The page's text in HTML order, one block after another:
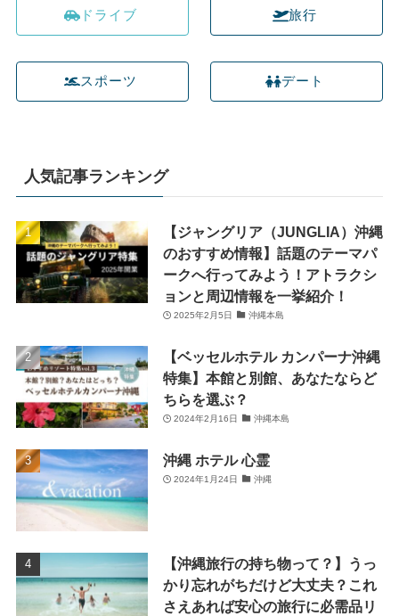
ドライブ
スポーツ
旅行
デート
人気記事ランキング
【ジャングリア（JUNGLIA）沖縄
のおすすめ情報】話題のテーマパ
ークへ行ってみよう！アトラクシ
ョンと周辺情報を一挙紹介！
2025年2月5日 沖縄本島
【ベッセルホテル カンパーナ沖縄
特集】本館と別館、あなたならど
ちらを選ぶ？
2024年2月16日 沖縄本島
沖縄 ホテル 心霊
2024年1月24日 沖縄
【沖縄旅行の持ち物って？】うっ
かり忘れがちだけど大丈夫？これ
さえあれば安心の旅行に必需品リ